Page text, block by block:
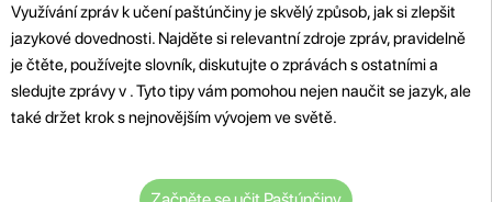
Využívání zpráv k učení paštúnčiny je skvělý způsob, jak si zlepšit
jazykové dovednosti. Najděte si relevantní zdroje zpráv, pravidelně
je čtěte, používejte slovník, diskutujte o zprávách s ostatními a
sledujte zprávy v . Tyto tipy vám pomohou nejen naučit se jazyk, ale
také držet krok s nejnovějším vývojem ve světě.